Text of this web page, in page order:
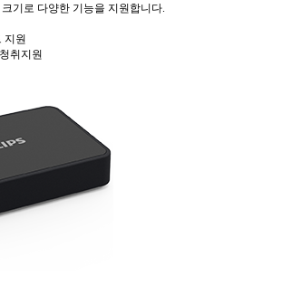
기로 다양한 기능을 지원합니다.
지원
취지원